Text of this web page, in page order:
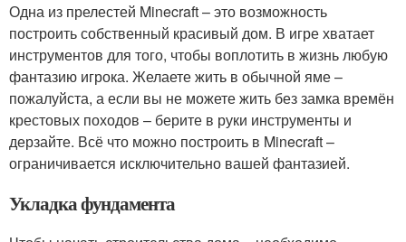
Одна из прелестей Minecraft – это возможность
построить собственный красивый дом. В игре хватает
инструментов для того, чтобы воплотить в жизнь любую
фантазию игрока. Желаете жить в обычной яме –
пожалуйста, а если вы не можете жить без замка времён
крестовых походов – берите в руки инструменты и
дерзайте. Всё что можно построить в Minecraft –
ограничивается исключительно вашей фантазией.
Укладка фундамента